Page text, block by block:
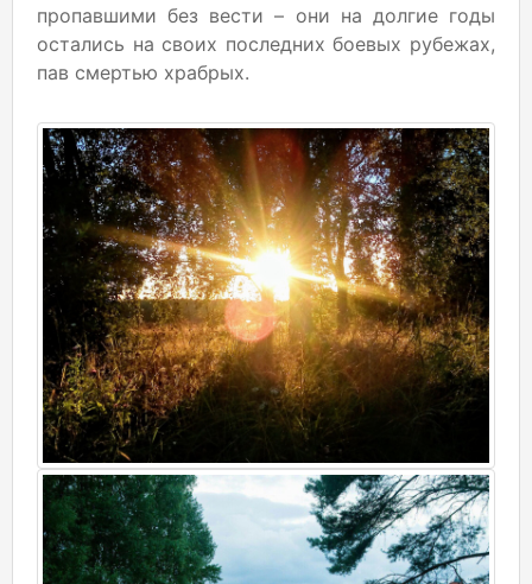
пропавшими без вести – они на долгие годы
остались на своих последних боевых рубежах,
пав смертью храбрых.